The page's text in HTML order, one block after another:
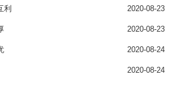
利 2020-08-23
2020-08-23
2020-08-24
2020-08-24